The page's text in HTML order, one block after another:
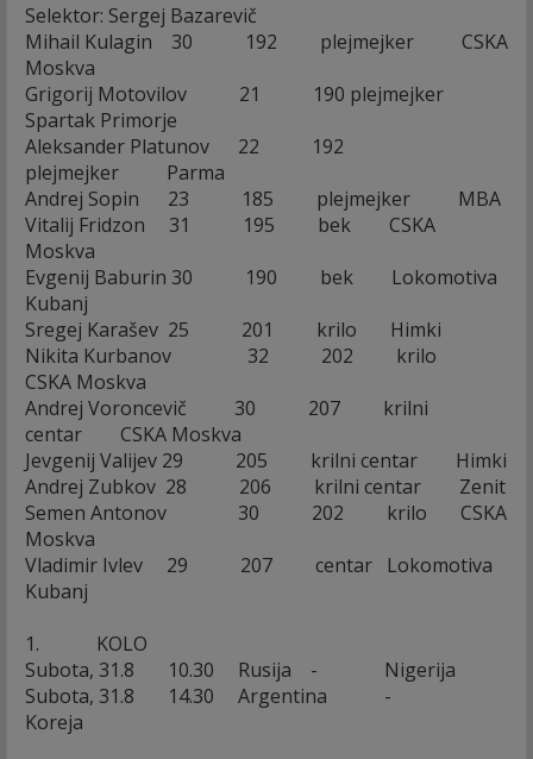
Selektor: Sergej Bazarevič
Mihail Kulagin 30 192 plejmejker CSKA
Moskva
Grigorij Motovilov 21 190 plejmejker
Spartak Primorje
Aleksander Platunov 22 192
plejmejker Parma
Andrej Sopin 23 185 plejmejker MBA
Vitalij Fridzon 31 195 bek CSKA
Moskva
Evgenij Baburin 30 190 bek Lokomotiva
Kubanj
Sregej Karašev 25 201 krilo Himki
Nikita Kurbanov 32 202 krilo
CSKA Moskva
Andrej Voroncevič 30 207 krilni
centar CSKA Moskva
Jevgenij Valijev 29 205 krilni centar Himki
Andrej Zubkov 28 206 krilni centar Zenit
Semen Antonov 30 202 krilo CSKA
Moskva
Vladimir Ivlev 29 207 centar Lokomotiva
Kubanj
1. KOLO
Subota, 31.8 10.30 Rusija - Nigerija
Subota, 31.8 14.30 Argentina -
Koreja